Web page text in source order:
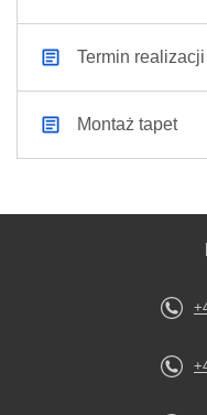
Termin realizacji
Montaż tapet